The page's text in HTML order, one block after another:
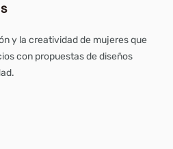
y la creatividad de mujeres que
con propuestas de diseños